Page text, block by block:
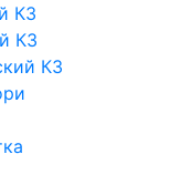
КЗ
КЗ
КЗ